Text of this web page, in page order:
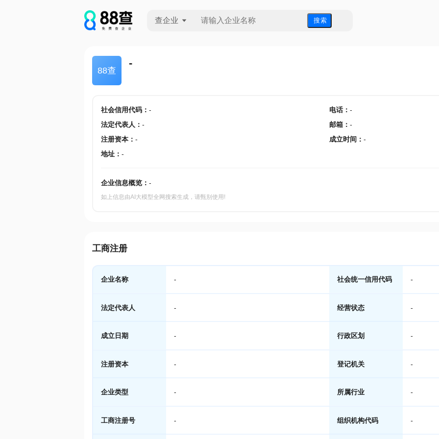
查企业 搜 索
88查
-
社会信用代码： - 电话： -
法定代表人 ： - 邮箱 ： -
注册资本： - 成立时间 ： -
地址： -
企业信息概览： -
如上信息由AI大模型全网搜索生成，请甄别使用!
工商注册
企业名称 - 社会统一信用代码 -
法定代表人 - 经营状态 -
成立日期 - 行政区划 -
注册资本 - 登记机关 -
企业类型 - 所属行业 -
工商注册号 - 组织机构代码 -